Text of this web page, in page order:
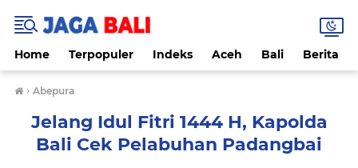
Home Terpopuler Indeks Aceh Bali Berita
› Abepura
Jelang Idul Fitri 1444 H, Kapolda
Bali Cek Pelabuhan Padangbai